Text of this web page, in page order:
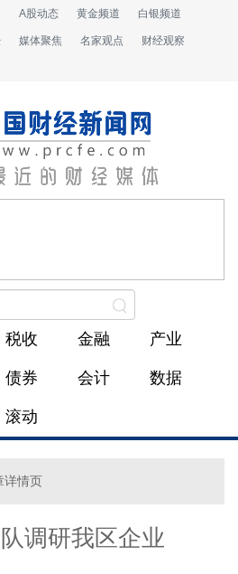
A股动态 黄金频道 白银频道
媒体聚焦 名家观点 财经观察
税收 金融 产业
债券 会计 数据
滚动
详情页
调研我区企业